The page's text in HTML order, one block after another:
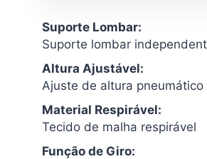
Suporte Lombar:
Suporte lombar
Altura Ajustável:
Ajuste de altura
Material Respirável:
Tecido de malha respirável
Função de Giro: